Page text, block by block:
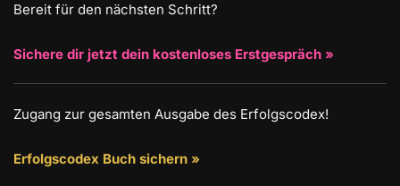
Bereit für den nächsten Schritt?
Sichere dir jetzt dein kostenloses Erstgespräch »
Zugang zur gesamten Ausgabe des Erfolgscodex!
Erfolgscodex Buch sichern »